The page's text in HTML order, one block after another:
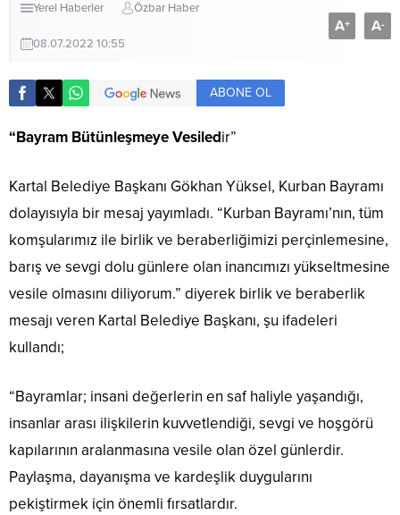
Yerel Haberler Özbar Haber
08.07.2022 10:55
A+ A-
ABONE OL
“Bayram Bütünleşmeye Vesiledir”
Kartal Belediye Başkanı Gökhan Yüksel, Kurban Bayramı
dolayısıyla bir mesaj yayımladı. “Kurban Bayramı’nın, tüm
komşularımız ile birlik ve beraberliğimizi perçinlemesine,
barış ve sevgi dolu günlere olan inancımızı yükseltmesine
vesile olmasını diliyorum.” diyerek birlik ve beraberlik
mesajı veren Kartal Belediye Başkanı, şu ifadeleri
kullandı;
“Bayramlar; insani değerlerin en saf haliyle yaşandığı,
insanlar arası ilişkilerin kuvvetlendiği, sevgi ve hoşgörü
kapılarının aralanmasına vesile olan özel günlerdir.
Paylaşma, dayanışma ve kardeşlik duygularını
pekiştirmek için önemli fırsatlardır.